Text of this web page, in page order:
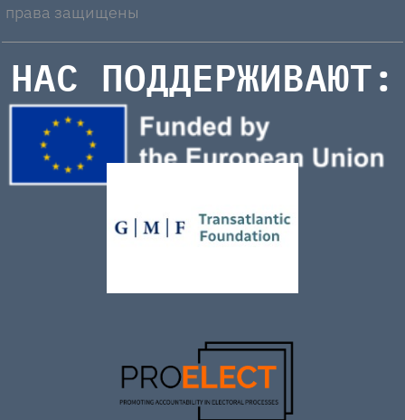
права защищены
НАС ПОДДЕРЖИВАЮТ: